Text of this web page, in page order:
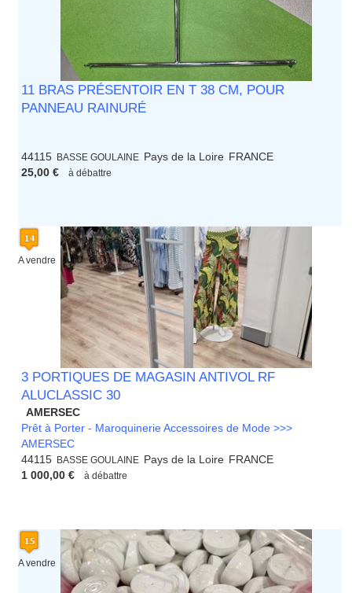
11 BRAS PRÉSENTOIR EN T 38 CM, POUR
PANNEAU RAINURÉ
44115 BASSE GOULAINE Pays de la Loire FRANCE
25,00 €
à débattre
A vendre
3 PORTIQUES DE MAGASIN ANTIVOL RF
ALUCLASSIC 30
AMERSEC
Prêt à Porter - Maroquinerie Accessoires de Mode >>>
AMERSEC
44115
BASSE GOULAINE Pays de la Loire FRANCE
1 000,00 €
à débattre
A vendre